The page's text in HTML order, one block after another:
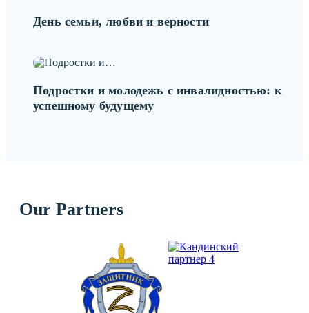
День семьи, любви и верности
Подростки и молодежь с инвалидностью: к
успешному будущему
Our Partners